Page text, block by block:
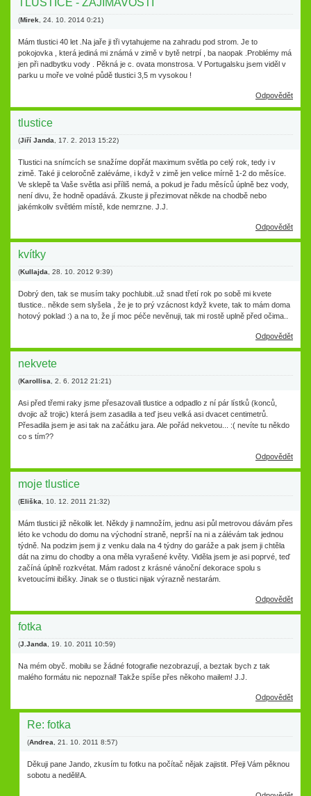
TLUSTICE - ZAJÍMAVOSTI
(Mirek 24. 10. 2014 0:21)
Mám tlustici 40 let .Na jaře ji tři vytahujeme na zahradu pod strom. Je to
pokojovka , která jediná mi známá v zimě v bytě netrpí , ba naopak .Problémy má
jen při nadbytku vody . Pěkná je c. ovata monstrosa. V Portugalsku jsem viděl v
parku u moře ve volné půdě tlustici 3,5 m vysokou !
Odpovědět
tlustice
(Jiří Janda 17. 2. 2013 15:22)
Tlustici na snímcích se snažíme dopřát maximum světla po celý rok, tedy i v
zimě. Také ji celoročně zaléváme, i když v zimě jen velice mírně 1-2 do měsíce.
Ve sklepě ta Vaše světla asi příliš nemá, a pokud je řadu měsíců úplně bez vody,
není divu, že hodně opadává. Zkuste ji přezimovat někde na chodbě nebo
jakémkoliv světlém místě, kde nemrzne. J.J.
Odpovědět
kvítky
(Kullajda 28. 10. 2012 9:39)
Dobrý den, tak se musím taky pochlubit..už snad třetí rok po sobě mi kvete
tlustice.. někde sem slyšela , že je to prý vzácnost když kvete, tak to mám doma
hotový poklad :) a na to, že jí moc péče nevěnuji, tak mi rostě uplně před očima..
Odpovědět
nekvete
(Karollisa 2. 6. 2012 21:21)
Asi před třemi raky jsme přesazovali tlustice a odpadlo z ní pár lístků (konců,
dvojic až trojic) která jsem zasadila a teď jseu velká asi dvacet centimetrů.
Přesadila jsem je asi tak na začátku jara. Ale pořád nekvetou... :( nevíte tu někdo
co s tím??
Odpovědět
moje tlustice
(Eliška 10. 12. 2011 21:32)
Mám tlustici již několik let. Někdy ji namnožím, jednu asi půl metrovou dávám přes
léto ke vchodu do domu na východní straně, neprší na ni a zálévám tak jednou
týdně. Na podzim jsem ji z venku dala na 4 týdny do garáže a pak jsem ji chtěla
dát na zimu do chodby a ona měla vyrašené květy. Viděla jsem je asi poprvé, teď
začíná úplně rozkvétat. Mám radost z krásné vánoční dekorace spolu s
kvetoucími ibišky. Jinak se o tlustici nijak výrazně nestarám.
Odpovědět
fotka
(J.Janda 19. 10. 2011 10:59)
Na mém obyč. mobilu se žádné fotografie nezobrazují, a beztak bych z tak
malého formátu nic nepoznal! Takže spíše přes někoho mailem! J.J.
Odpovědět
Re: fotka
(Andrea 21. 10. 2011 8:57)
Děkuji pane Jando, zkusím tu fotku na počítač nějak zajistit. Přeji Vám pěknou
sobotu a neděli!A.